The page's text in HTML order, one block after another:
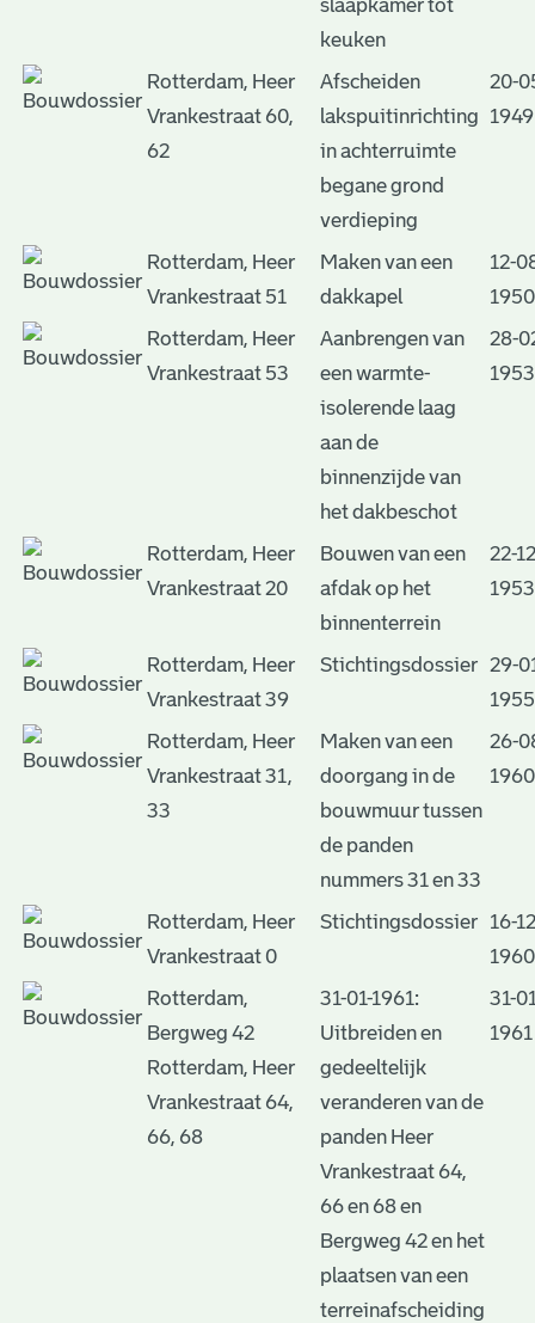
slaapkamer tot
keuken
Rotterdam, Heer
Vrankestraat 60,
62
Afscheiden
lakspuitinrichting
in achterruimte
begane grond
verdieping
20-
1949
Rotterdam, Heer
Vrankestraat 51
Maken van een
dakkapel
12-
1950
Rotterdam, Heer
Vrankestraat 53
Aanbrengen van
een warmte-
isolerende laag
aan de
binnenzijde van
het dakbeschot
28-
1953
Rotterdam, Heer
Vrankestraat 20
Bouwen van een
afdak op het
binnenterrein
22-
1953
Rotterdam, Heer
Vrankestraat 39
Stichtingsdossier 29-
1955
Rotterdam, Heer
Vrankestraat 31,
33
Maken van een
doorgang in de
bouwmuur tussen
de panden
nummers 31 en 33
26-
1960
Rotterdam, Heer
Vrankestraat 0
Stichtingsdossier 16-
1960
Rotterdam,
Bergweg 42
Rotterdam, Heer
Vrankestraat 64,
66, 68
31-01-1961:
Uitbreiden en
gedeeltelijk
veranderen van de
panden Heer
Vrankestraat 64,
66 en 68 en
Bergweg 42 en het
plaatsen van een
terreinafscheiding
31-
1961